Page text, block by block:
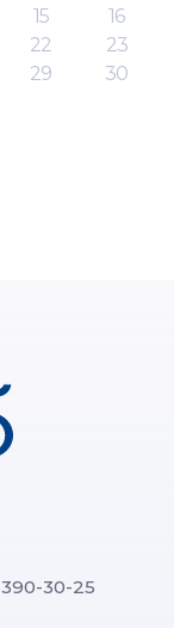
15
16
22
23
29
30
30-25